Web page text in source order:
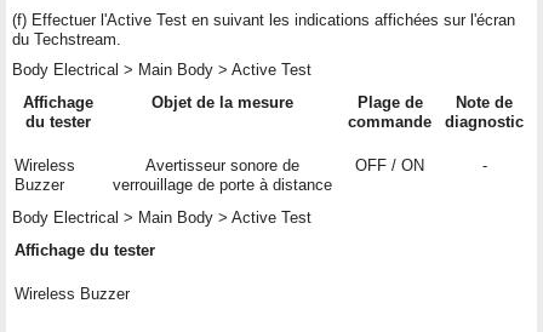
(f) Effectuer l'Active Test en suivant les indications affichées sur l'écran
du Techstream.
Body Electrical > Main Body > Active Test
Affichage
du tester
Objet de la mesure
Plage de
commande
Note de
diagnostic
Wireless
Buzzer
Avertisseur sonore de
verrouillage de porte à distance
OFF / ON -
Body Electrical > Main Body > Active Test
Affichage du tester
Wireless Buzzer